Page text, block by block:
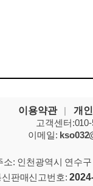
이용약관 |
개
고객센터
이메일:
소: 인천광역시 연수
신판매신고번호: